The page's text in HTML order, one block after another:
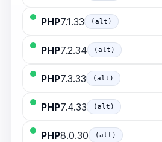
PHP7.1.33 (alt)
PHP7.2.34 (alt)
PHP7.3.33 (alt)
PHP7.4.33 (alt)
PHP8.0.30 (alt)